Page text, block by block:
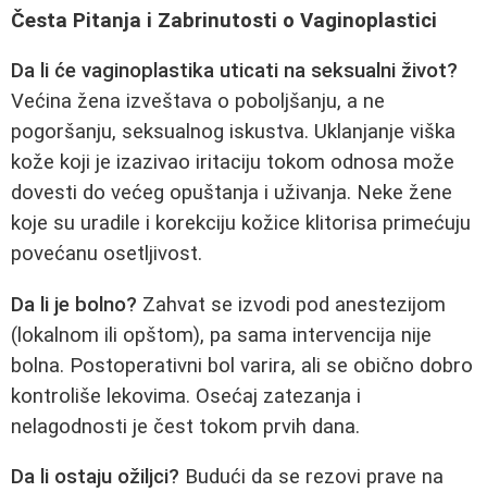
Česta Pitanja i Zabrinutosti o Vaginoplastici
Da li će vaginoplastika uticati na seksualni život?
Većina žena izveštava o poboljšanju, a ne
pogoršanju, seksualnog iskustva. Uklanjanje viška
kože koji je izazivao iritaciju tokom odnosa može
dovesti do većeg opuštanja i uživanja. Neke žene
koje su uradile i korekciju kožice klitorisa primećuju
povećanu osetljivost.
Da li je bolno? Zahvat se izvodi pod anestezijom
(lokalnom ili opštom), pa sama intervencija nije
bolna. Postoperativni bol varira, ali se obično dobro
kontroliše lekovima. Osećaj zatezanja i
nelagodnosti je čest tokom prvih dana.
Da li ostaju ožiljci? Budući da se rezovi prave na